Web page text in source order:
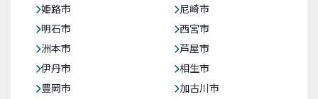
姫路市
尼崎市
明石市
西宮市
洲本市
芦屋市
伊丹市
相生市
豊岡市
加古川市